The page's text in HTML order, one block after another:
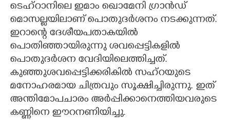
ടെഹ്റാനിലെ ഇമാം ഖൊമേനി ഗ്രാൻഡ്
മൊസല്ലയിലാണ് പൊതുദർശനം നടക്കുന്നത്.
ഇറാന്റെ ദേശീയപതാകയിൽ
പൊതിഞ്ഞായിരുന്നു ശവപ്പെട്ടികളിൽ
പൊതുദർശന വേദിയിലെത്തിച്ചത്.
കുഞ്ഞുശവപ്പെട്ടിക്കരികിൽ സഹ്റയുടെ
മനോഹരമായ ചിത്രവും സൂക്ഷിച്ചിരുന്നു. ഇത്
അന്തിമോപചാരം അർപ്പിക്കാനെത്തിയവരുടെ
കണ്ണിനെ ഈറനണിയിച്ചു.